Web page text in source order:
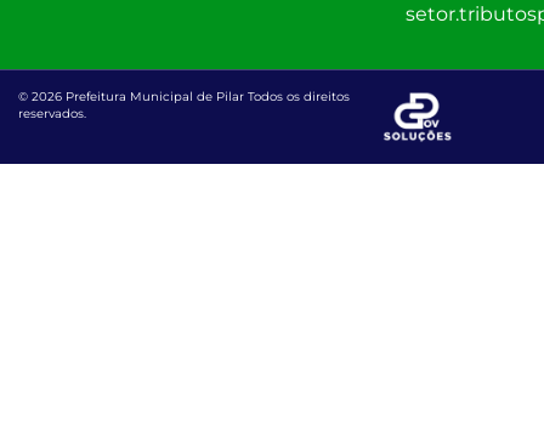
© 2026 Prefeitura Municipal de Pilar Todos os direitos
reservados.